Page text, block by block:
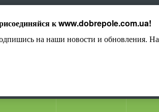
кwww.dobrepole.com.ua!
на наши новости и обновления.